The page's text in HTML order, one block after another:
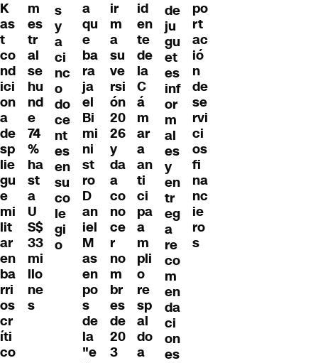
K
as
t
co
nd
ici
on
a
de
sp
lie
gu
e
mi
lit
ar
en
ba
rri
os
cr
íti
co
m
es
tr
al
se
hu
nd
e
74
%
ha
st
a
U
S$
33
mi
llo
ne
s
s
y
a
ci
nc
o
do
ce
nt
es
en
su
co
le
gi
o
a
qu
e
ba
ra
ja
el
Bi
mi
ni
st
ro
D
an
iel
M
as
en
po
s
de
la
"e
ir
m
a
su
ve
rsi
ón
20
26
y
da
a
co
no
ce
r
no
m
br
es
de
20
3
id
en
te
de
la
C
á
m
ar
a
an
ti
ci
pa
a
m
pli
o
re
sp
al
do
a
de
ju
gu
et
es
inf
or
m
al
es
y
en
tr
eg
a
re
co
m
en
da
ci
on
es
po
rt
ac
ió
n
de
se
rvi
ci
os
fi
na
nc
ie
ro
s